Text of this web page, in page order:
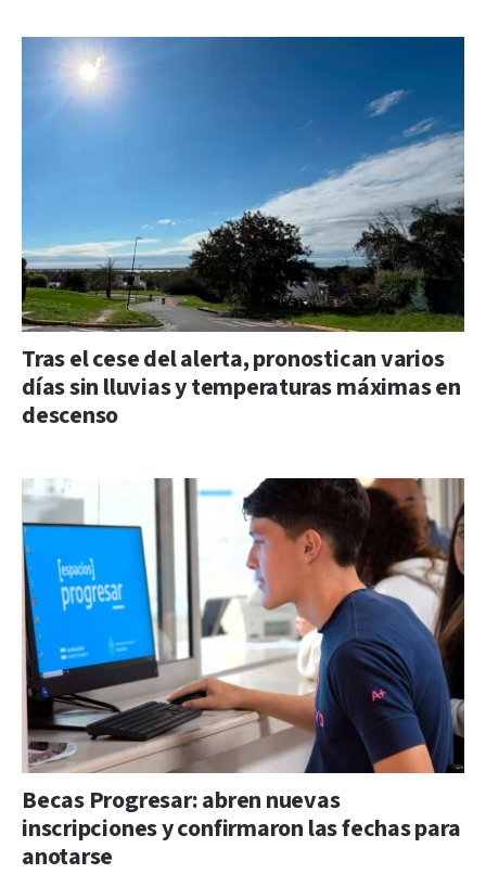
Tras el cese del alerta, pronostican varios
días sin lluvias y temperaturas máximas en
descenso
Becas Progresar: abren nuevas
inscripciones y confirmaron las fechas para
anotarse